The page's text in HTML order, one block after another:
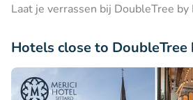
Laat je verrassen bij DoubleTree
Hotels close to